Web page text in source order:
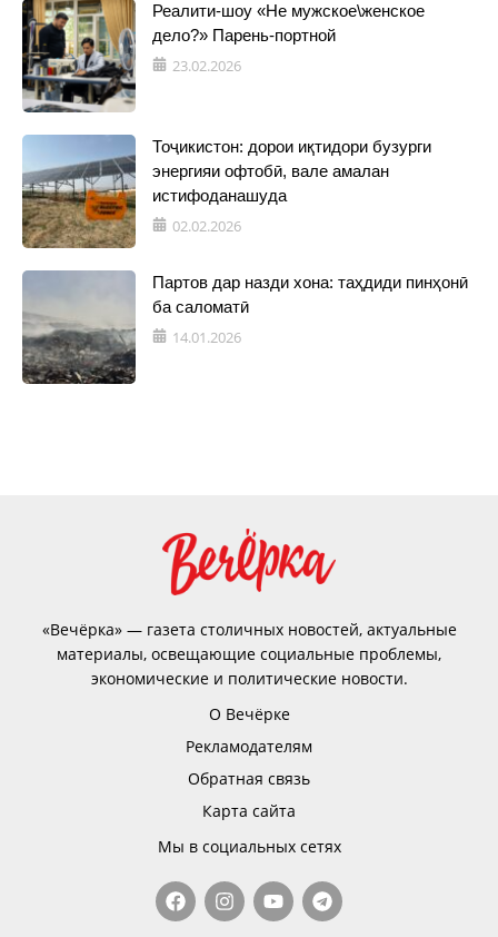
Реалити-шоу «Не мужское\женское
дело?» Парень-портной
23.02.2026
Тоҷикистон: дорои иқтидори бузурги
энергияи офтобӣ, вале амалан
истифоданашуда
02.02.2026
Партов дар назди хона: таҳдиди пинҳонӣ
ба саломатӣ
14.01.2026
«Вечёрка» — газета столичных новостей, актуальные
материалы, освещающие социальные проблемы,
экономические и политические новости.
О Вечёрке
Рекламодателям
Обратная связь
Карта сайта
Мы в социальных сетях